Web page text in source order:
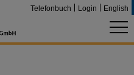
Telefonbuch Login English